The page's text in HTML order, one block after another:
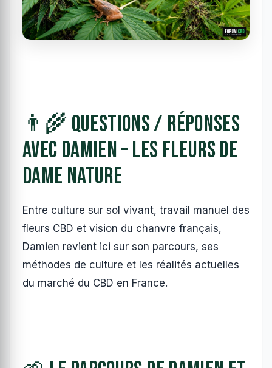
👨‍🌾 Questions / Réponses
avec Damien – Les Fleurs de
Dame Nature
Entre culture sur sol vivant, travail manuel des
fleurs CBD et vision du chanvre français,
Damien revient ici sur son parcours, ses
méthodes de culture et les réalités actuelles
du marché du CBD en France.